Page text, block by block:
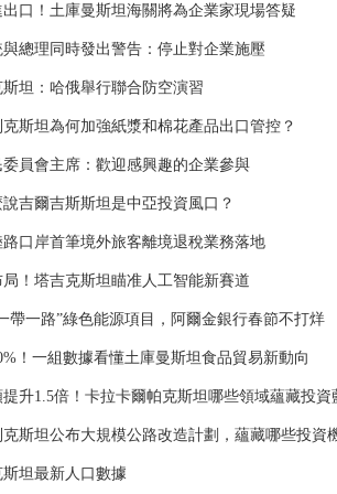
口！土庫曼斯坦海關將為企業家現場答疑
總理同時發出警告：停止對企業施壓
斯坦：哈俄舉行聯合防空演習
斯坦為何加強紙漿和棉花產品出口管控？
員會主席：歡迎感興趣的企業參與
吉爾吉斯斯坦是中亞投資風口？
路口岸首筆境外旅客離境退稅業務落地
局！塔吉克斯坦瞄准人工智能新賽道
帶一路”綠色能源項目，阿爾金銀行春節不打烊
！一組數據看懂土庫曼斯坦食品貿易新動向
提升1.5倍！卡拉卡爾帕克斯坦哪些領域蘊藏投資
斯坦公布大規模公路改造計劃，蘊藏哪些投資
坦最新人口數據